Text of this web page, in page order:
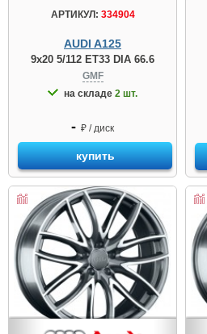
АРТИКУЛ: 334904
AUDI A125
9x20 5/112 ET33 DIA 66.6
GMF
на складе 2 шт.
- ₽ / диск
купить